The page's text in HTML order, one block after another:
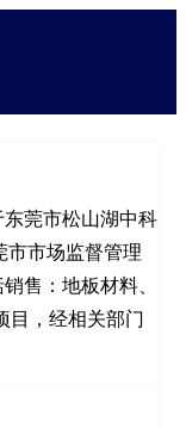
莞市松山湖中科
市市场监督管理
售：地板材料、
目，经相关部门